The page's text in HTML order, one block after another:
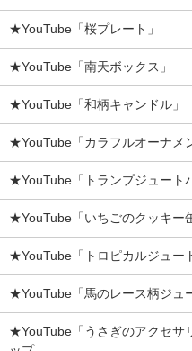
★YouTube「桜プレート」
★YouTube「南天ボックス」
★YouTube「和柄キャンドル」
★YouTube「カラフルオーナメ
★YouTube「トランプジュート
★YouTube「いちごのクッキー
★YouTube「トロピカルジュー
★YouTube「馬のレース柄ジュ
★YouTube「うさぎのアクセサ